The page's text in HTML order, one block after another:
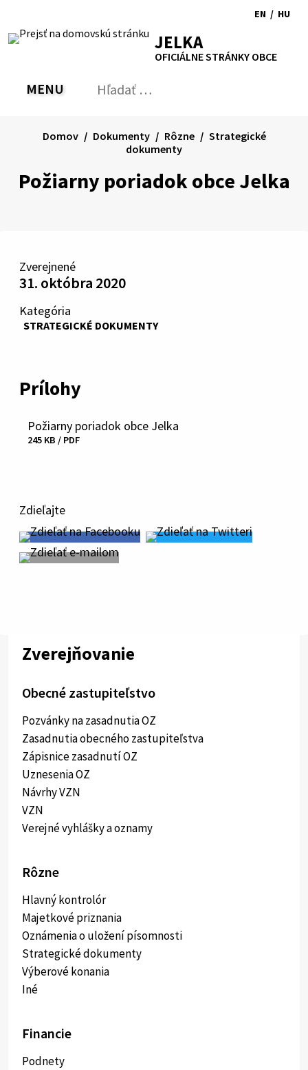
obsah
RSS MapaTlačiť
Zvýšiť
kontrast
písmapísma
EN
to
/ HU
JELKA
OFICIÁLNE STRÁNKY OBCE
PREPNÚŤ
MENU Hľadať:
Požiarny poriadok obce Jelka
Domov Dokumenty Rôzne
Strategické
dokumenty
Zverejnené
31. októbra 2020
Kategória
STRATEGICKÉ DOKUMENTY
Prílohy
Stiahnuť
Požiarny poriadok obce Jelka
245 KB / PDF
Zdieľajte
Zverejňovanie
Obecné zastupiteľstvo
Pozvánky na zasadnutia OZ
Zasadnutia obecného zastupiteľstva
Zápisnice zasadnutí OZ
Uznesenia OZ
Návrhy VZN
VZN
Verejné vyhlášky a oznamy
Rôzne
Hlavný kontrolór
Majetkové priznania
Oznámenia o uložení písomnosti
Strategické dokumenty
Výberové konania
Iné
Financie
Podnety